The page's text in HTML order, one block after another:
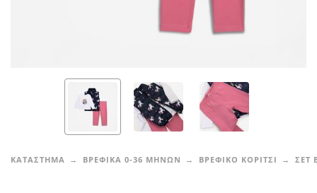
ΚΑΤΑΣΤΗΜΑ ΒΡΕΦΙΚΑ 0-36 ΜΗΝΩΝ ΒΡΕΦΙΚΟ ΚΟΡΙΤΣΙ ΣΕΤ